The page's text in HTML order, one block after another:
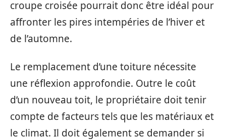
croupe croisée pourrait donc être idéal pour
affronter les pires intempéries de l’hiver et
de l’automne.
Le remplacement d’une toiture nécessite
une réflexion approfondie. Outre le coût
d’un nouveau toit, le propriétaire doit tenir
compte de facteurs tels que les matériaux et
le climat. Il doit également se demander si